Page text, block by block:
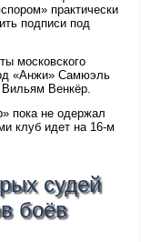
практически
подписи под
московского
«Анжи» Самюэль
Венкёр.
пока не одержал
клуб идет на 16-м
судей
боёв